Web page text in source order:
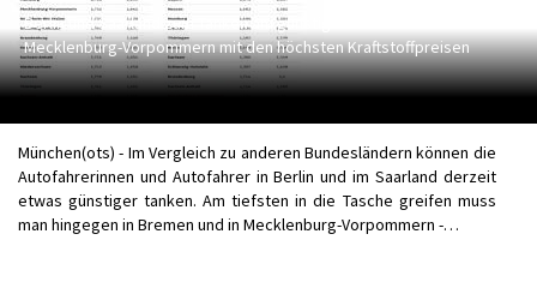
Berlin und Saarland zum Tanken am günstigsten - Bremen und
Mecklenburg-Vorpommern mit den höchsten Kraftstoffpreisen
München(ots) - Im Vergleich zu anderen Bundesländern können die
Autofahrerinnen und Autofahrer in Berlin und im Saarland derzeit
etwas günstiger tanken. Am tiefsten in die Tasche greifen muss
man hingegen in Bremen und in Mecklenburg-Vorpommern -…